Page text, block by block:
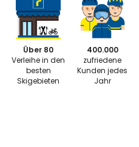
Über 80
Verleihe in den
besten
Skigebieten
400.000
zufriedene
Kunden jedes
Jahr